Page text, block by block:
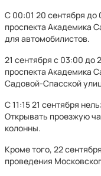
С 00:01 20 сентября до
проспекта Академика
для автомобилистов.
21 сентября с 03:00 до
проспекта Академика
Садовой-Спасской
С 11:15 21 сентября
Открывать проезжую
колонны.
Кроме того, 22
проведения